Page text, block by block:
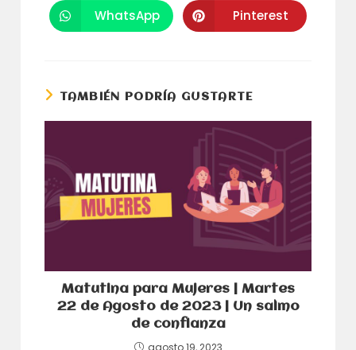
una
nueva
ventana
una
nueva
ventana
Se
abre
WhatsApp Se
abre
Pinterest
TAMBIÉN PODRÍA GUSTARTE
Matutina para Mujeres | Martes
22 de Agosto de 2023 | Un salmo
de confianza
agosto 19, 2023